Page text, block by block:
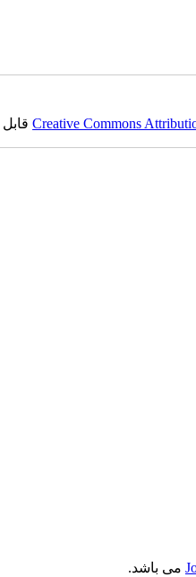
Creative Commons
می باشد.